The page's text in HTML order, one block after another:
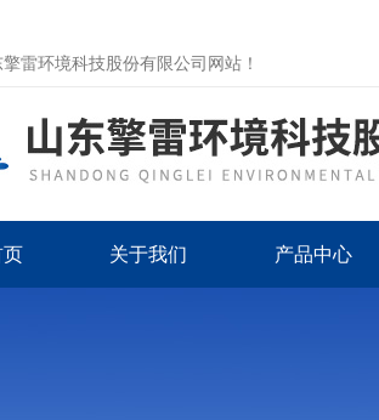
雷环境科技股份有限公司网站！
页 关于我们 产品中心